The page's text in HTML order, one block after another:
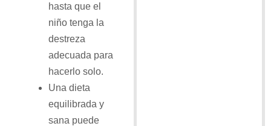
hasta que el
niño tenga la
destreza
adecuada para
hacerlo solo.
Una dieta
equilibrada y
sana puede